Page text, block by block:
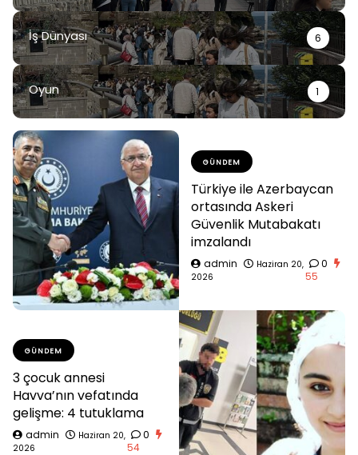
İş Dünyası 6
Oyun 1
GÜNDEM
Türkiye ile Azerbaycan
ortasında Askeri
Güvenlik Mutabakatı
imzalandı
admin
Haziran 20,
2026
0
55
GÜNDEM
3 çocuk annesi
Havva’nın vefatında
gelişme: 4 tutuklama
admin
Haziran 20,
2026
0
54